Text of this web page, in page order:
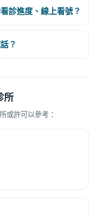
診進度、線上看號？
？
所
或許可以參考：